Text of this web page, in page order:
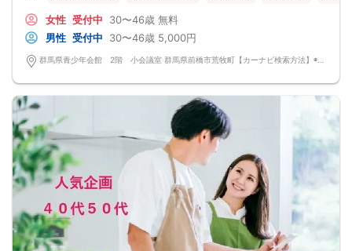
女性 受付中 30〜46歳 無料
男性 受付中 30〜46歳 5,000円